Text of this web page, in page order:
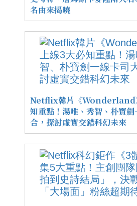
名由來揭曉
Netflix韓片《Wonderland
知重點！湯唯、秀智、朴寶
合，探討虛實交錯科幻未來